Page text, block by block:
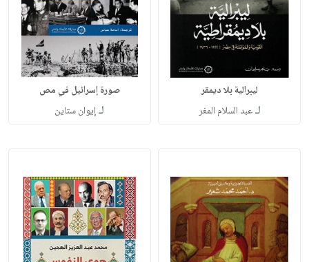
ليبرالية بلا ديمقر
لـعبد السلام المغر
صورة إسرائيل في مص
لـإيوان ستاين